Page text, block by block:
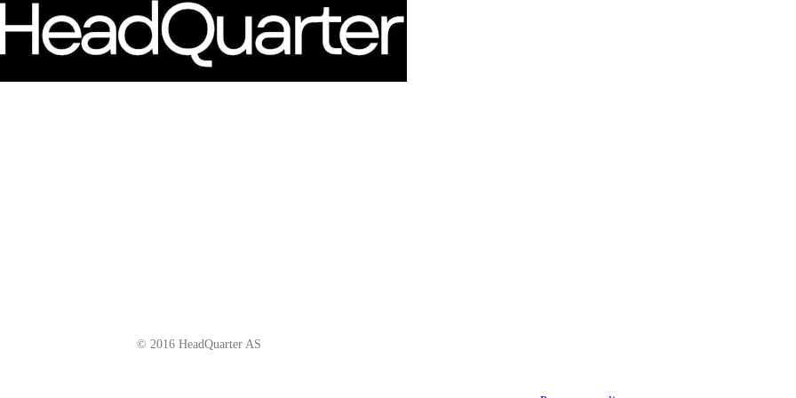
© 2016 HeadQuarter AS